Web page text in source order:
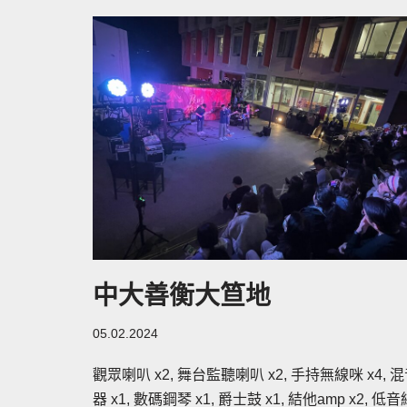
中大善衡大笪地
05.02.2024
觀眾喇叭 x2, 舞台監聽喇叭 x2, 手持無線咪 x4, 混
器 x1, 數碼鋼琴 x1, 爵士鼓 x1, 結他amp x2, 低音